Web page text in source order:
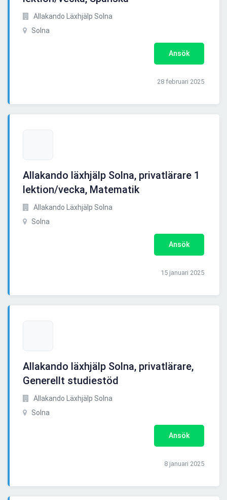
Allakando Läxhjälp Solna
Solna
Ansök
28 februari 2025
Allakando läxhjälp Solna, privatlärare 1
lektion/vecka, Matematik
Allakando Läxhjälp Solna
Solna
Ansök
15 januari 2025
Allakando läxhjälp Solna, privatlärare,
Generellt studiestöd
Allakando Läxhjälp Solna
Solna
Ansök
8 januari 2025